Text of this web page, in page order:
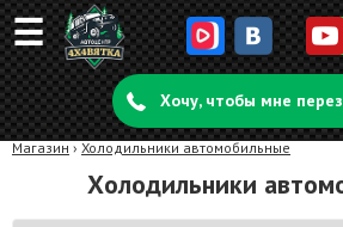
☰
Хочу, чтобы мне
Магазин › Холодильники автомобильные
Холодильники